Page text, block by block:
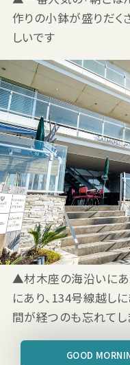
作りの小鉢が盛りだ
しいです
▲材木座の海沿いにあ
にあり、134号線越し
間が経つのも忘れてし
GOOD